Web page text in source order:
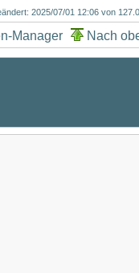
2025/07/01 12:06von
Manager Nach